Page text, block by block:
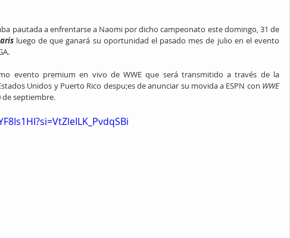
pautada a enfrentarse a Naomi por dicho campeonato este domingo, 31 de
luego de que ganará su oportunidad el pasado mes de julio en el evento
evento premium en vivo de WWE que será transmitido a través de la
Unidos y Puerto Rico despu;es de anunciar su movida a ESPN con WWE
de septiembre.